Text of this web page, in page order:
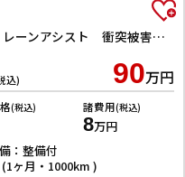
L ナビ TV クリアランスソナー レーンアシスト 衝突被害軽減システム オートライト キーレスエントリー アイドリングストップ 電動格納ミラー シートヒーター CVT 盗難防止システム ABS ESC
込) 90万円
(税込) 諸費用(税込)
8万円
：整備付
ヶ月・1000km )